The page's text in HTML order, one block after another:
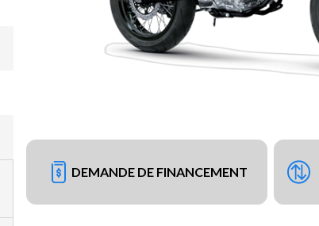
DEMANDE DE FINANCEMENT